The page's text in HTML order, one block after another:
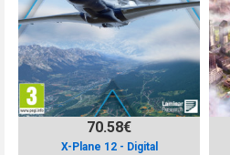
X-Plane 12 - Digital
70.58€